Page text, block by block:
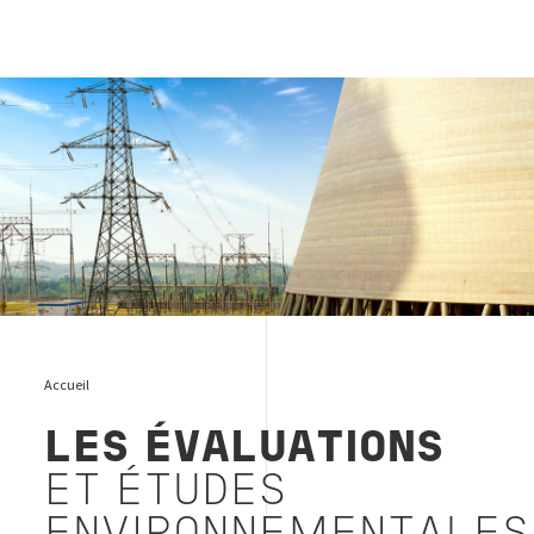
The environmental assessment & studies P&U
Accueil
LES ÉVALUATIONS
ET ÉTUDES